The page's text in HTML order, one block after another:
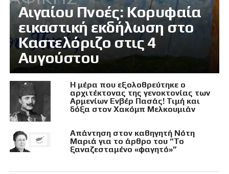
Αιγαίου Πνοές: Κορυφαία
εικαστική εκδήλωση στο
Καστελόριζο στις 4
Αυγούστου
Η μέρα που εξολοθρεύτηκε ο
αρχιτέκτονας της γενοκτονίας των
Αρμενίων Ενβέρ Πασάς! Τιμή και
δόξα στον Χακόμπ Μελκουμιάν
Απάντηση στον καθηγητή Νότη
Μαριά για το άρθρο του “Το
ξαναζεσταμένο «φαγητό»”